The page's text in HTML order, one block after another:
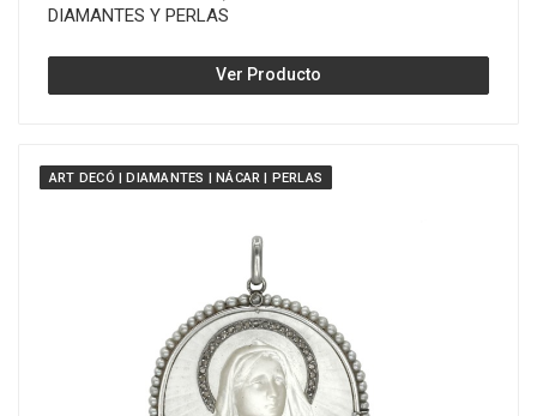
DIAMANTES Y PERLAS
Ver Producto
ART DECÓ | DIAMANTES | NÁCAR | PERLAS